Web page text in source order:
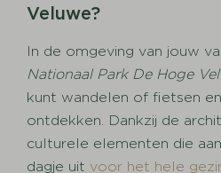
Veluwe?
In de omgeving van jouw
Nationaal Park De Hoge
kunt wandelen of fietsen
ontdekken. Dankzij de
culturele elementen die
dagje uit voor het hele